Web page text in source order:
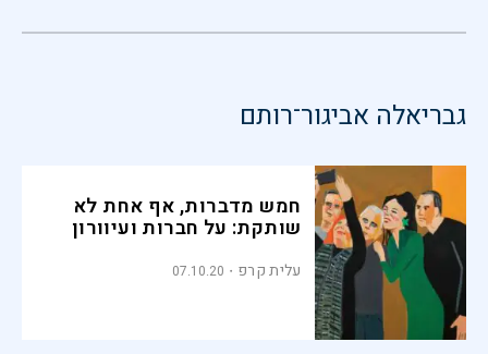
גבריאלה אביגור־רותם
חמש מדברות, אף אחת לא
שותקת: על חברות ועיוורון
עלית קרפ 07.10.20